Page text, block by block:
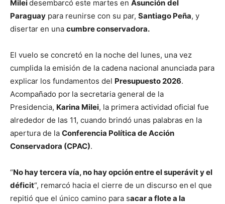
Mileidesembarcó este martes en Asunción del
Paraguay para reunirse con su par, Santiago Peña, y
disertar en una cumbre conservadora.
El vuelo se concretó en la noche del lunes, una vez
cumplida la emisión de la cadena nacional anunciada para
explicar los fundamentos del Presupuesto 2026.
Acompañado por la secretaria general de la
Presidencia, Karina Milei, la primera actividad oficial fue
alrededor de las 11, cuando brindó unas palabras en la
apertura de la Conferencia Política de Acción
Conservadora (CPAC).
“No hay tercera vía, no hay opción entre el superávit y el
déficit“, remarcó hacia el cierre de un discurso en el que
repitió que el único camino para sacar a flote a la